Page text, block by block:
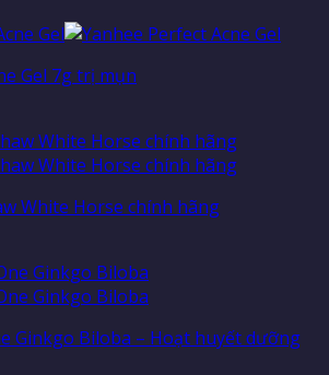
Gel 7g trị mụn
White Horse chính hãng
Ginkgo Biloba – Hoạt huyết dưỡng